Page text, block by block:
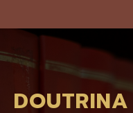
DOUTRINA